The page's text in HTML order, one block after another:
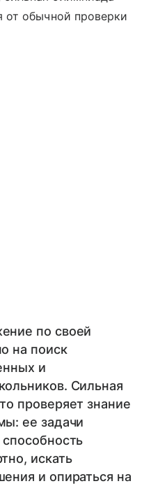
от обычной проверки
по своей
на поиск
и
Сильная
проверяет знание
ее задачи
искать
и опираться на